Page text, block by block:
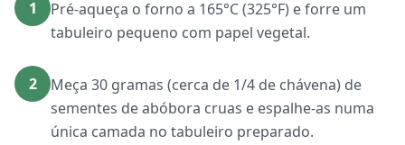
1
Pré-aqueça o forno a 165°C (325°F) e forre um
tabuleiro pequeno com papel vegetal.
2
Meça 30 gramas (cerca de 1/4 de chávena) de
sementes de abóbora cruas e espalhe-as numa
única camada no tabuleiro preparado.